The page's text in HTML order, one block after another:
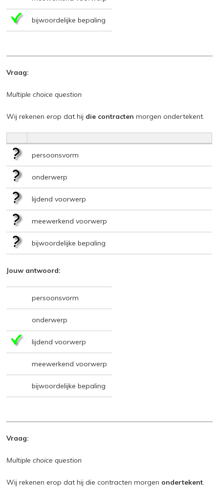
bijwoordelijke bepaling
Vraag:
Multiple choice question
Wij rekenen erop dat hij die contracten morgen ondertekent.
persoonsvorm
onderwerp
lijdend voorwerp
meewerkend voorwerp
bijwoordelijke bepaling
Jouw antwoord:
persoonsvorm
onderwerp
lijdend voorwerp
meewerkend voorwerp
bijwoordelijke bepaling
Vraag:
Multiple choice question
Wij rekenen erop dat hij die contracten morgen ondertekent.